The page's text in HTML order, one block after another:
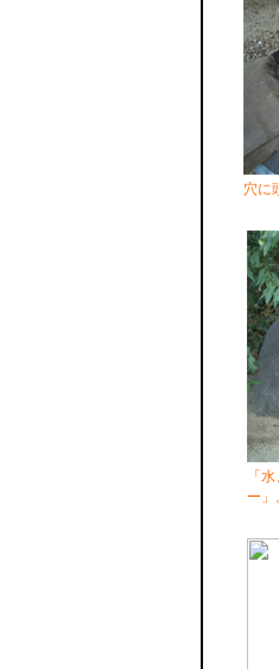
穴に
「
ー」